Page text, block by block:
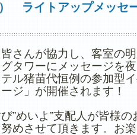
ライトアップメッセ
さんが協力し、客室の
タワーに メッセージを
ル猪苗代恒例の参加型
ジ」が開催されます！
”めいよ”支配人が皆様の
めさせて頂きます。お